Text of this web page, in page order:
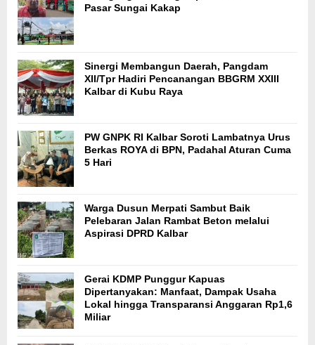
Pasar Sungai Kakap
Sinergi Membangun Daerah, Pangdam
XII/Tpr Hadiri Pencanangan BBGRM XXIII
Kalbar di Kubu Raya
PW GNPK RI Kalbar Soroti Lambatnya Urus
Berkas ROYA di BPN, Padahal Aturan Cuma
5 Hari
Warga Dusun Merpati Sambut Baik
Pelebaran Jalan Rambat Beton melalui
Aspirasi DPRD Kalbar
Gerai KDMP Punggur Kapuas
Dipertanyakan: Manfaat, Dampak Usaha
Lokal hingga Transparansi Anggaran Rp1,6
Miliar